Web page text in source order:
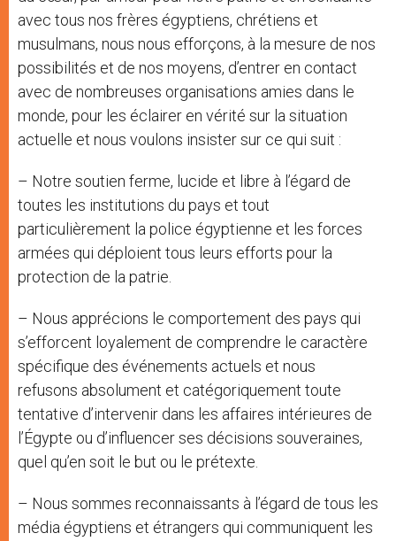
avec tous nos frères égyptiens, chrétiens et
musulmans, nous nous efforçons, à la mesure de nos
possibilités et de nos moyens, d’entrer en contact
avec de nombreuses organisations amies dans le
monde, pour les éclairer en vérité sur la situation
actuelle et nous voulons insister sur ce qui suit :
– Notre soutien ferme, lucide et libre à l’égard de
toutes les institutions du pays et tout
particulièrement la police égyptienne et les forces
armées qui déploient tous leurs efforts pour la
protection de la patrie.
– Nous apprécions le comportement des pays qui
s’efforcent loyalement de comprendre le caractère
spécifique des événements actuels et nous
refusons absolument et catégoriquement toute
tentative d’intervenir dans les affaires intérieures de
l’Égypte ou d’influencer ses décisions souveraines,
quel qu’en soit le but ou le prétexte.
– Nous sommes reconnaissants à l’égard de tous les
média égyptiens et étrangers qui communiquent les